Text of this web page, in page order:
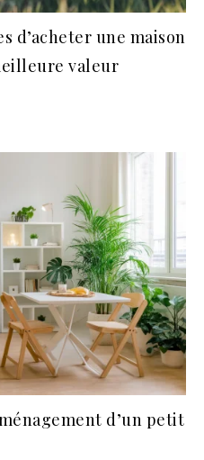
d’acheter une maison
valeur
d’un petit